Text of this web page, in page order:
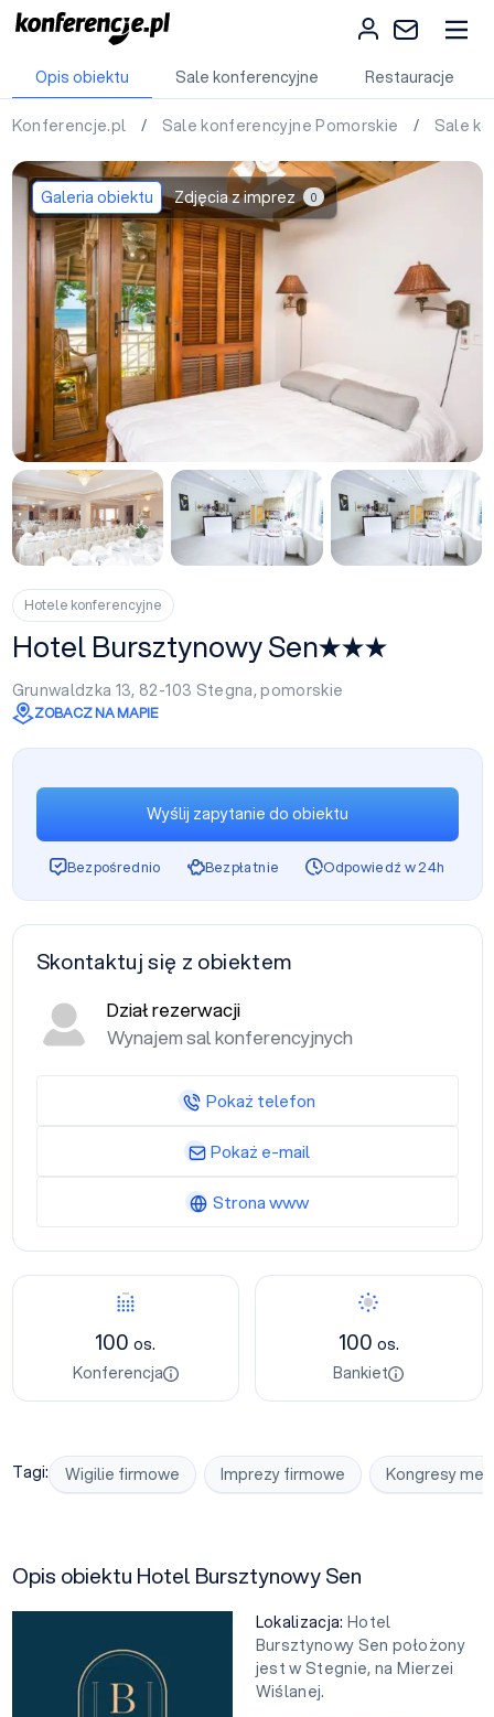
Opis obiektu Sale konferencyjne Restauracje
Konferencje.pl / Sale konferencyjne Pomorskie / Sale
Galeria obiektu Zdjęcia z imprez 0
Hotele konferencyjne
Hotel Bursztynowy Sen
Grunwaldzka 13, 82-103 Stegna,pomorskie
ZOBACZ NA MAPIE
Konferencja
100os.
Konferencja
Bankiet
100 os.
Bankiet
Tagi: Wigilie firmowe Imprezy firmowe Kongresy
Opis obiektu Hotel Bursztynowy Sen
Lokalizacja:Hotel
Bursztynowy Sen położony
jest w Stegnie, na Mierzei
Wiślanej.
Wyślij zapytanie do obiektu
Bezpośrednio Bezpłatnie Odpowiedź w 24h
Skontaktuj się z obiektem
Dział rezerwacji
Wynajem sal konferencyjnych
Pokaż telefon
Pokaż e-mail
Strona www